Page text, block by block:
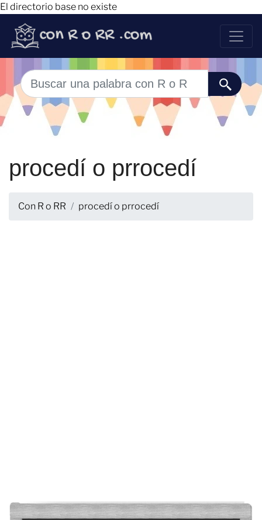
El directorio base no existe
procedí o prrocedí
Con R o RR procedí o prrocedí